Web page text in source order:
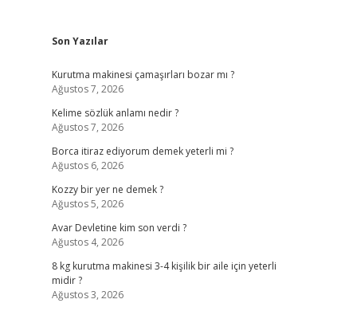
Sidebar
Son Yazılar
Kurutma makinesi çamaşırları bozar mı ?
Ağustos 7, 2026
Kelime sözlük anlamı nedir ?
Ağustos 7, 2026
Borca itiraz ediyorum demek yeterli mi ?
Ağustos 6, 2026
Kozzy bir yer ne demek ?
Ağustos 5, 2026
Avar Devletine kim son verdi ?
Ağustos 4, 2026
8 kg kurutma makinesi 3-4 kişilik bir aile için yeterli
midir ?
Ağustos 3, 2026